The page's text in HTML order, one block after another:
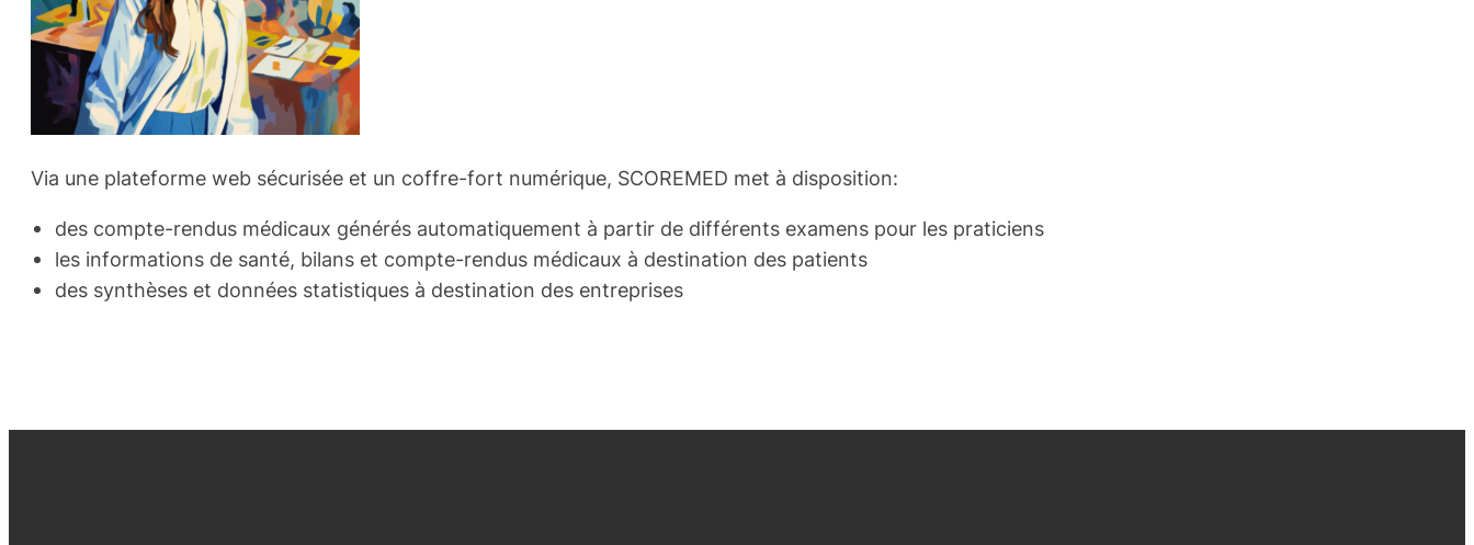
Via une plateforme web sécurisée et un coffre-fort numérique, SCOREMED met à disposition:
des compte-rendus médicaux générés automatiquement à partir de différents examens pour les praticiens
les informations de santé, bilans et compte-rendus médicaux à destination des patients
des synthèses et données statistiques à destination des entreprises